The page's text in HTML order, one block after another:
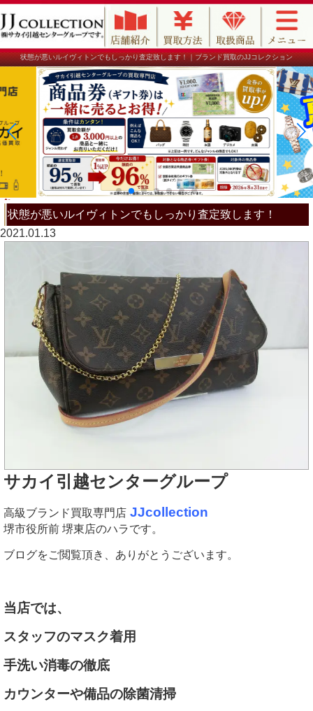
状態が悪いルイヴィトンでもしっかり査定致します！｜ブランド買取のJJコレクション
状態が悪いルイヴィトンでもしっかり査定致します！
2021.01.13
サカイ引越センターグループ
高級ブランド買取専門店 JJcollection
堺市役所前 堺東店のハラです。
ブログをご閲覧頂き、ありがとうございます。
当店では、
スタッフのマスク着用
手洗い消毒の徹底
カウンターや備品の除菌清掃